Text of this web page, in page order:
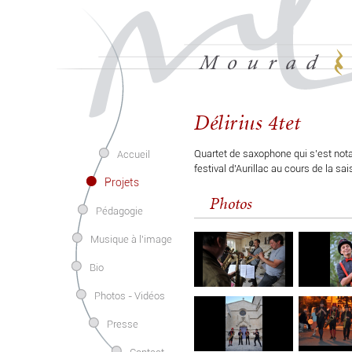
Accueil
Projets
Pédagogie
Musique à l'image
Bio
Photos - Vidéos
Presse
Délirius 4tet
Quartet de saxophone qui s’est
festival d’Aurillac au cours de la
Photos